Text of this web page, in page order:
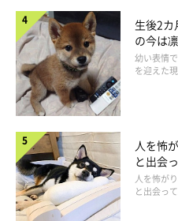
す」
生後2
の今は
りくり
幼い表情
を迎えた
人を怖
と出会
の姿に
人を怖が
と出会っ